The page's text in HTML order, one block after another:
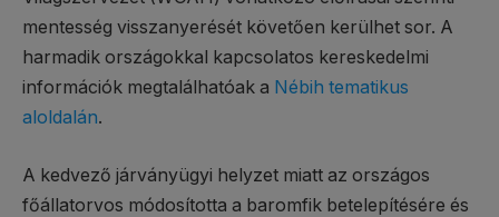
mentesség visszanyerését követően kerülhet sor. A
harmadik országokkal kapcsolatos kereskedelmi
információk megtalálhatóak a Nébih tematikus
aloldalán.
A kedvező járványügyi helyzet miatt az országos
főállatorvos módosította a baromfik betelepítésére és